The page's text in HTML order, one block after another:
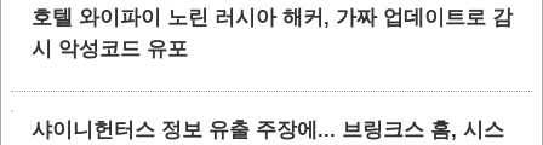
호텔 와이파이 노린 러시아 해커, 가짜 업데이트로 감
시 악성코드 유포
샤이니헌터스 정보 유출 주장에... 브링크스 홈, 시스